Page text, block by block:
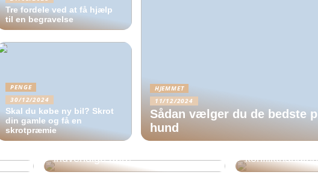
Tre fordele ved at få hjælp
til en begravelse
PENGE
30/12/2024
Skal du købe ny bil? Skrot
din gamle og få en
skrotpræmie
HJEMMET
11/12/2024
Sådan vælger du de bedste
hund
indvendige døre